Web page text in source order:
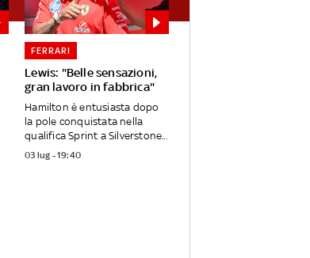
Lewis: "Belle sensazioni,
gran lavoro in fabbrica"
FERRARI
Hamilton è entusiasta dopo
la pole conquistata nella
qualifica Sprint a Silverstone...
03 lug - 19:40